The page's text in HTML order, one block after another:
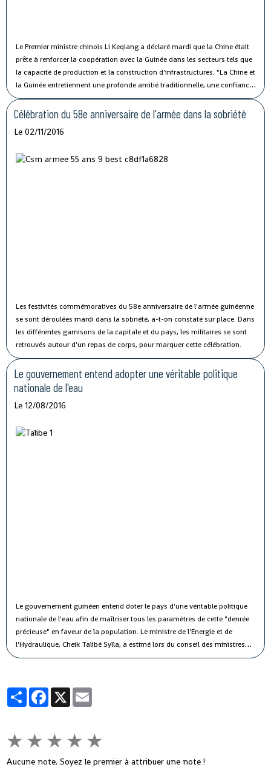
Le Premier ministre chinois Li Keqiang a déclaré mardi que la Chine était
prête à renforcer la coopération avec la Guinée dans les secteurs tels que
la capacité de production et la construction d'infrastructures. "La Chine et
la Guinée entretiennent une profonde amitié traditionnelle, une confiance
politique solide et une coopération fructueuse", a affirmé M. Li lors de sa
rencontre avec le président guinéen Alpha Condé à Beijing.
Célébration du 58e anniversaire de l'armée dans la sobriété
Le 02/11/2016
Les festivités commémoratives du 58e anniversaire de l'armée guinéenne
se sont déroulées mardi dans la sobriété, a-t-on constaté sur place. Dans
les différentes garnisons de la capitale et du pays, les militaires se sont
retrouvés autour d'un repas de corps, pour marquer cette célébration.
Le gouvernement entend adopter une véritable politique
nationale de l'eau
Le 12/08/2016
Le gouvernement guinéen entend doter le pays d'une véritable politique
nationale de l'eau afin de maîtriser tous les paramètres de cette "denrée
précieuse" en faveur de la population. Le ministre de l'Energie et de
l'Hydraulique, Cheik Talibé Sylla, a estimé lors du conseil des ministres
jeudi que le "potentiel des ressources en eau du pays est estimé à 226
PartagerFacebook
X
★ ★ ★ ★ ★
Aucune note. Soyez le premier à attribuer une note !